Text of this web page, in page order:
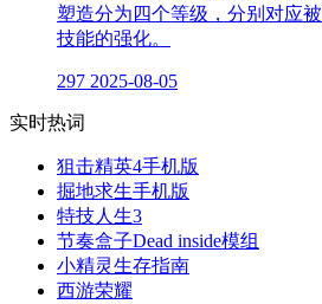
塑造分为四个等级，分别对应
技能的强化。
297 2025-08-05
实时热词
狙击精英4手机版
掘地求生手机版
特技人生3
节奏盒子Dead inside模组
小精灵生存指南
西游荣耀